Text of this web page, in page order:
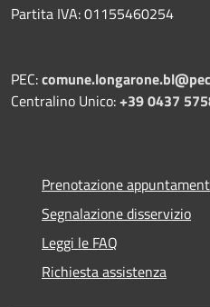
Partita IVA: 01155460254
PEC:
Centralino Unico:+39 0437
Prenotazione
Segnalazione disservizio
Leggi le FAQ
Richiesta assistenza